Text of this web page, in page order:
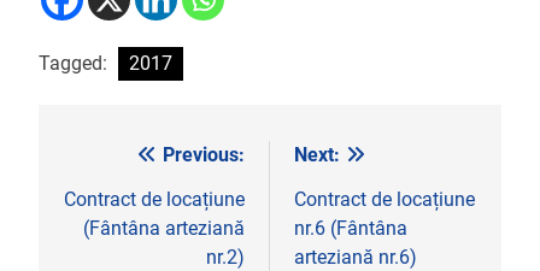
Tagged: 2017
Navigare
în
articole
Previous:
Contract de locațiune
(Fântâna arteziană
nr.2)
Next:
Contract de locațiune
nr.6 (Fântâna
arteziană nr.6)